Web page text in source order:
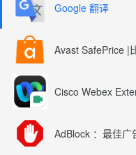
Google 翻译